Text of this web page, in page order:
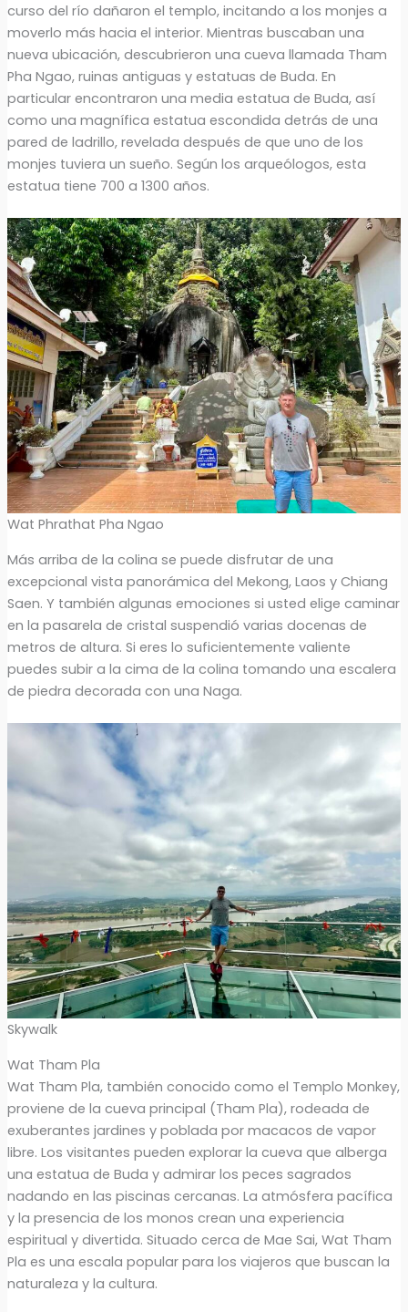
curso del río dañaron el templo, incitando a los monjes a
moverlo más hacia el interior. Mientras buscaban una
nueva ubicación, descubrieron una cueva llamada Tham
Pha Ngao, ruinas antiguas y estatuas de Buda. En
particular encontraron una media estatua de Buda, así
como una magnífica estatua escondida detrás de una
pared de ladrillo, revelada después de que uno de los
monjes tuviera un sueño. Según los arqueólogos, esta
estatua tiene 700 a 1300 años.
Wat Phrathat Pha Ngao
Más arriba de la colina se puede disfrutar de una
excepcional vista panorámica del Mekong, Laos y Chiang
Saen. Y también algunas emociones si usted elige caminar
en la pasarela de cristal suspendió varias docenas de
metros de altura. Si eres lo suficientemente valiente
puedes subir a la cima de la colina tomando una escalera
de piedra decorada con una Naga.
Skywalk
Wat Tham Pla
Wat Tham Pla, también conocido como el Templo Monkey,
proviene de la cueva principal (Tham Pla), rodeada de
exuberantes jardines y poblada por macacos de vapor
libre. Los visitantes pueden explorar la cueva que alberga
una estatua de Buda y admirar los peces sagrados
nadando en las piscinas cercanas. La atmósfera pacífica
y la presencia de los monos crean una experiencia
espiritual y divertida. Situado cerca de Mae Sai, Wat Tham
Pla es una escala popular para los viajeros que buscan la
naturaleza y la cultura.